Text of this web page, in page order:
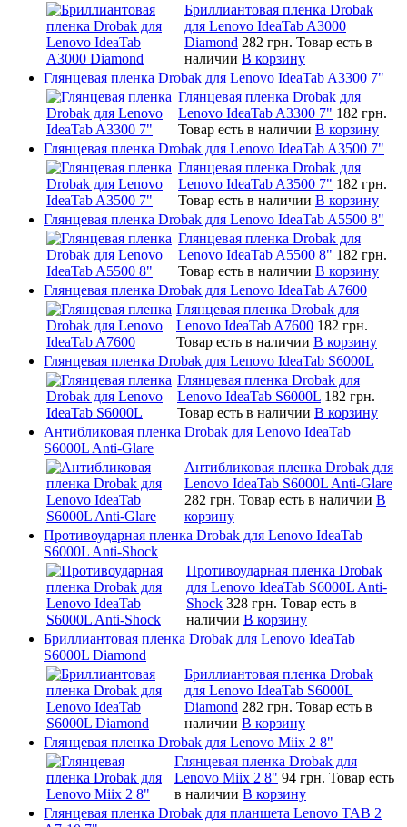
Бриллиантовая пленка Drobak
для Lenovo IdeaTab A3000
Diamond 282 грн. Товар есть в
наличии В корзину
Глянцевая пленка Drobak для Lenovo IdeaTab A3300 7"
Глянцевая пленка Drobak для
Lenovo IdeaTab A3300 7" 182 грн.
Товар есть в наличии В корзину
Глянцевая пленка Drobak для Lenovo IdeaTab A3500 7"
Глянцевая пленка Drobak для
Lenovo IdeaTab A3500 7" 182 грн.
Товар есть в наличии В корзину
Глянцевая пленка Drobak для Lenovo IdeaTab A5500 8"
Глянцевая пленка Drobak для
Lenovo IdeaTab A5500 8" 182 грн.
Товар есть в наличии В корзину
Глянцевая пленка Drobak для Lenovo IdeaTab A7600
Глянцевая пленка Drobak для
Lenovo IdeaTab A7600 182 грн.
Товар есть в наличии В корзину
Глянцевая пленка Drobak для Lenovo IdeaTab S6000L
Глянцевая пленка Drobak для
Lenovo IdeaTab S6000L 182 грн.
Товар есть в наличии В корзину
Антибликовая пленка Drobak для Lenovo IdeaTab
S6000L Anti-Glare
Антибликовая пленка Drobak для
Lenovo IdeaTab S6000L Anti-Glare
282 грн. Товар есть в наличии В
корзину
Противоударная пленка Drobak для Lenovo IdeaTab
S6000L Anti-Shock
Противоударная пленка Drobak
для Lenovo IdeaTab S6000L Anti-
Shock 328 грн. Товар есть в
наличии В корзину
Бриллиантовая пленка Drobak для Lenovo IdeaTab
S6000L Diamond
Бриллиантовая пленка Drobak
для Lenovo IdeaTab S6000L
Diamond 282 грн. Товар есть в
наличии В корзину
Глянцевая пленка Drobak для Lenovo Miix 2 8"
Глянцевая пленка Drobak для
Lenovo Miix 2 8" 94 грн. Товар есть
в наличии В корзину
Глянцевая пленка Drobak для планшета Lenovo TAB 2